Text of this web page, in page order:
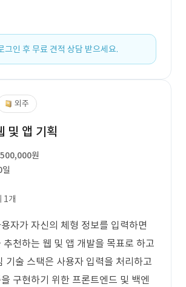
그인 후 무료 견적 상담 받으세요.
외주
및 앱 기획
원
1개
자가 자신의 체형 정보를 입력하면
추천하는 웹 및 앱 개발을 목표로 하고
기술 스택은 사용자 입력을 처리하고
구현하기 위한 프론트엔드 및 백엔